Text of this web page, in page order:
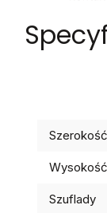
Szerokość
Wysokość
Szuflady